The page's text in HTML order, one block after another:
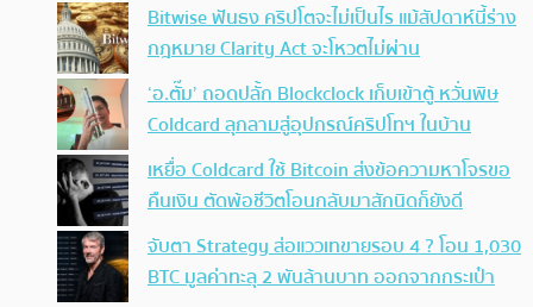
Bitwise ฟันธง คริปโตจะไม่เป็นไร แม้สัปดาห์นี้ร่าง
กฎหมาย Clarity Act จะโหวตไม่ผ่าน
‘อ.ตั๊ม’ ถอดปลั้ก Blockclock เก็บเข้าตู้ หวั่นพิษ
Coldcard ลุกลามสู่อุปกรณ์คริปโทฯ ในบ้าน
เหยื่อ Coldcard ใช้ Bitcoin ส่งข้อความหาโจรขอ
คืนเงิน ตัดพ้อชีวิตโอนกลับมาสักนิดก็ยังดี
จับตา Strategy ส่อแววเทขายรอบ 4 ? โอน 1,030
BTC มูลค่าทะลุ 2 พันล้านบาท ออกจากกระเป๋า